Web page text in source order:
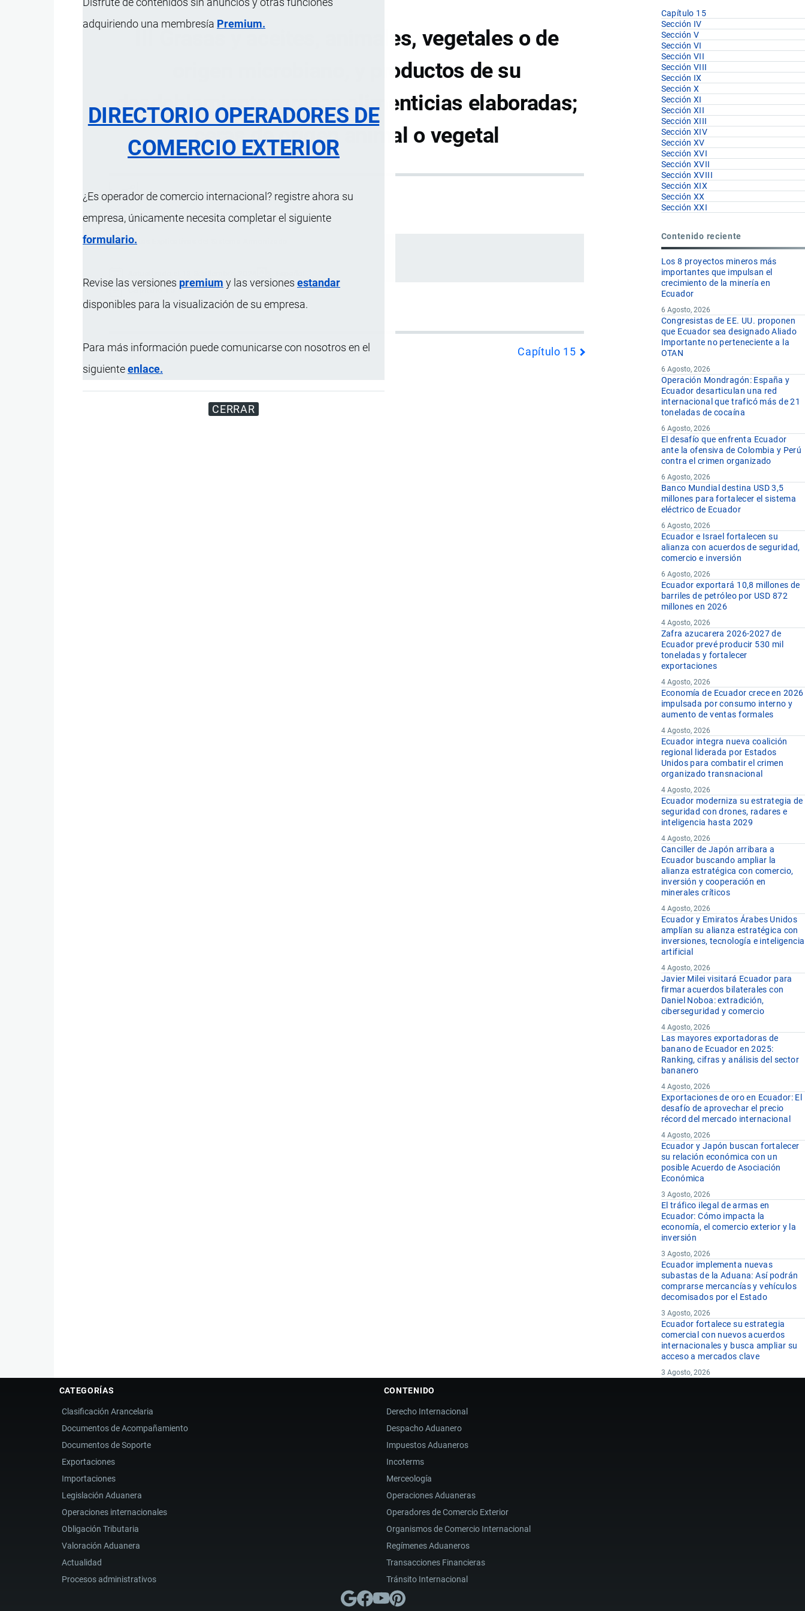
adquiriendo una membresía Premium.
DIRECTORIO OPERADORES DE
COMERCIO EXTERIOR
¿Es operador de comercio internacional? registre ahora su
empresa, únicamente necesita completar el siguiente
formulario.
Revise las versiones premium y las versiones estandar
disponibles para la visualización de su empresa.
Para más información puede comunicarse con nosotros en el
siguienteenlace.
CERRAR
III Grasas y aceites, animales, vegetales o de
origen microbiano, y productos de su
desdoblamiento; grasas alimenticias elaboradas;
ceras de origen animal o vegetal
Notas Explicativas del Sistema Armonizado
de
Partida 14.04 Arriba Capítulo 15
Capítulo 15
Sección IV
Sección V
Sección VI
Sección VII
Sección VIII
Sección IX
Sección X
Sección XI
Sección XII
Sección XIII
Sección XIV
Sección XV
Sección XVI
Sección XVII
Sección XVIII
Sección XIX
Sección XX
Sección XXI
Contenido reciente
Los 8 proyectos mineros más
importantes que impulsan el
crecimiento de la minería en
Ecuador
6 Agosto, 2026
Congresistas de EE. UU. proponen
que Ecuador sea designado Aliado
Importante no perteneciente a la
OTAN
6 Agosto, 2026
Operación Mondragón: España y
Ecuador desarticulan una red
internacional que traficó más de 21
toneladas de cocaína
6 Agosto, 2026
El desafío que enfrenta Ecuador
ante la ofensiva de Colombia y Perú
contra el crimen organizado
6 Agosto, 2026
Banco Mundial destina USD 3,5
millones para fortalecer el sistema
eléctrico de Ecuador
6 Agosto, 2026
Ecuador e Israel fortalecen su
alianza con acuerdos de seguridad,
comercio e inversión
6 Agosto, 2026
Ecuador exportará 10,8 millones de
barriles de petróleo por USD 872
millones en 2026
4 Agosto, 2026
Zafra azucarera 2026-2027 de
Ecuador prevé producir 530 mil
toneladas y fortalecer
exportaciones
4 Agosto, 2026
Economía de Ecuador crece en 2026
impulsada por consumo interno y
aumento de ventas formales
4 Agosto, 2026
Ecuador integra nueva coalición
regional liderada por Estados
Unidos para combatir el crimen
organizado transnacional
4 Agosto, 2026
Ecuador moderniza su estrategia de
seguridad con drones, radares e
inteligencia hasta 2029
4 Agosto, 2026
Canciller de Japón arribara a
Ecuador buscando ampliar la
alianza estratégica con comercio,
inversión y cooperación en
minerales críticos
4 Agosto, 2026
Ecuador y Emiratos Árabes Unidos
amplían su alianza estratégica con
inversiones, tecnología e inteligencia
artificial
4 Agosto, 2026
Javier Milei visitará Ecuador para
firmar acuerdos bilaterales con
Daniel Noboa: extradición,
ciberseguridad y comercio
4 Agosto, 2026
Las mayores exportadoras de
banano de Ecuador en 2025:
Ranking, cifras y análisis del sector
bananero
4 Agosto, 2026
Exportaciones de oro en Ecuador: El
desafío de aprovechar el precio
récord del mercado internacional
4 Agosto, 2026
Ecuador y Japón buscan fortalecer
su relación económica con un
posible Acuerdo de Asociación
Económica
3 Agosto, 2026
El tráfico ilegal de armas en
Ecuador: Cómo impacta la
economía, el comercio exterior y la
inversión
3 Agosto, 2026
Ecuador implementa nuevas
subastas de la Aduana: Así podrán
comprarse mercancías y vehículos
decomisados por el Estado
3 Agosto, 2026
Ecuador fortalece su estrategia
comercial con nuevos acuerdos
internacionales y busca ampliar su
acceso a mercados clave
3 Agosto, 2026
CATEGORÍAS
Clasificación Arancelaria
Documentos de Acompañamiento
Documentos de Soporte
Exportaciones
Importaciones
Legislación Aduanera
Operaciones internacionales
Obligación Tributaria
Valoración Aduanera
Actualidad
Procesos administrativos
CONTENIDO
Derecho Internacional
Despacho Aduanero
Impuestos Aduaneros
Incoterms
Merceología
Operaciones Aduaneras
Operadores de Comercio Exterior
Organismos de Comercio Internacional
Regímenes Aduaneros
Transacciones Financieras
Tránsito Internacional